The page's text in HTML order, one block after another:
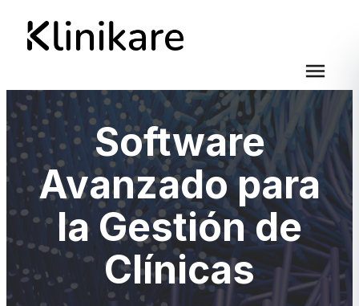
menu
Software
Avanzado para
la Gestión de
Clínicas